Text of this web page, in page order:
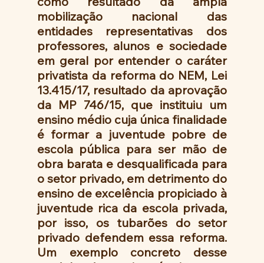
mobilização nacional das
entidades representativas dos
professores, alunos e sociedade
em geral por entender o caráter
privatista da reforma do NEM, Lei
13.415/17, resultado da aprovação
da MP 746/15, que instituiu um
ensino médio cuja única finalidade
é formar a juventude pobre de
escola pública para ser mão de
obra barata e desqualificada para
o setor privado, em detrimento do
ensino de excelência propiciado à
juventude rica da escola privada,
por isso, os tubarões do setor
privado defendem essa reforma.
Um exemplo concreto desse